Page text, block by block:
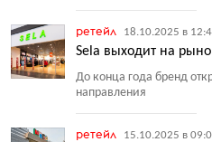
ретейл 18.10.2025 в
Sela выходит на
До конца года бренд
направления
ретейл 15.10.2025 в